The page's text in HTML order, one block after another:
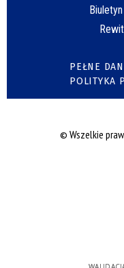
PEŁNE
POLITYKA
© Wszelkie